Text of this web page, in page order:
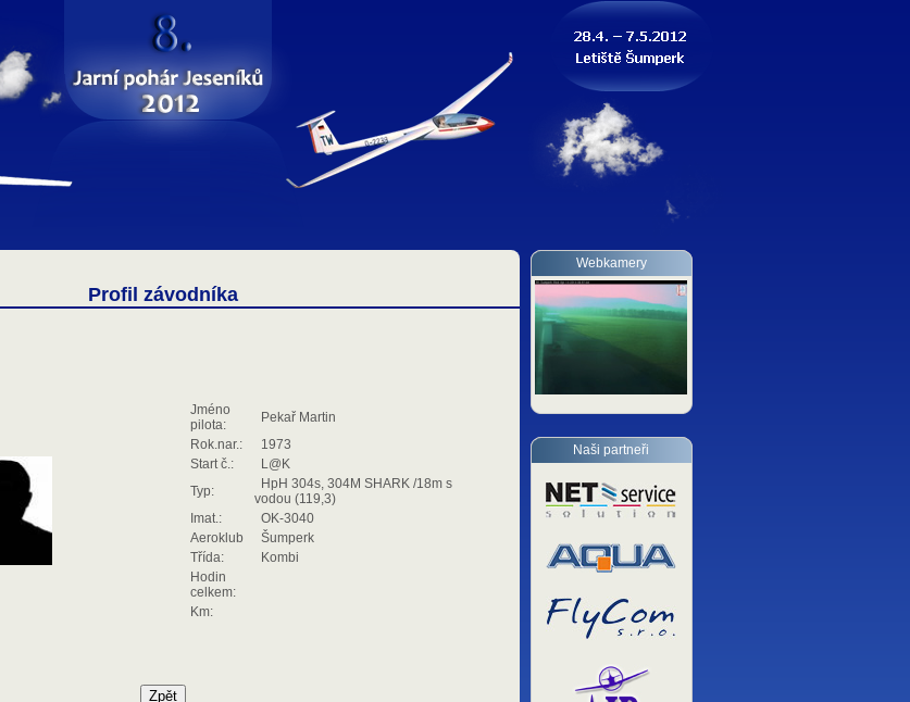
Profil závodníka
Jméno
pilota:
Pekař Martin
Rok.nar.:
1973
Start č.:
L@K
Typ:
HpH 304s, 304M SHARK /18m s
vodou (119,3)
Imat.:
OK-3040
Aeroklub
Šumperk
Třída:
Kombi
Hodin
celkem:
Km:
Webkamery
Naši partneři